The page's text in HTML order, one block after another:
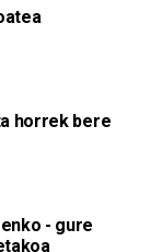
horrek bere
- gure